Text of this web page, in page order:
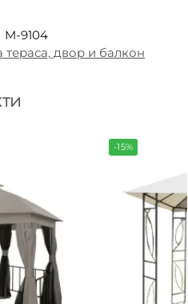
M-9104
тераса, двор и балкон
-15%